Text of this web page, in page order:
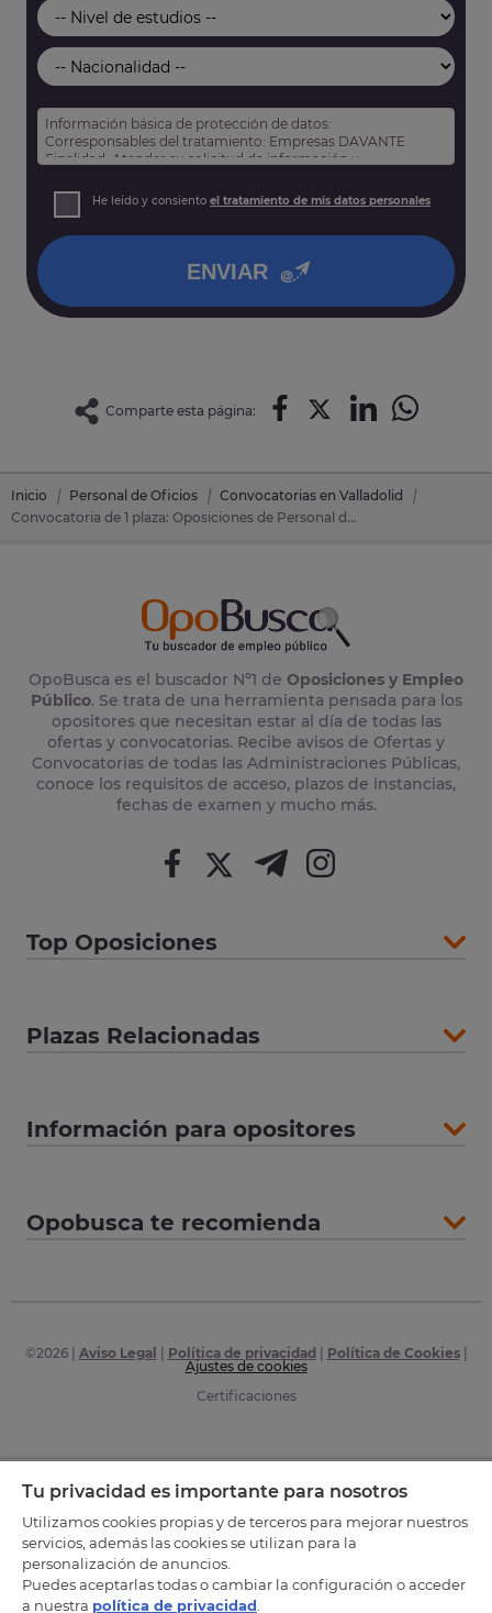
Información básica de protección de datos:
Corresponsables del tratamiento: Empresas DAVANTE
Finalidad: Atender su solicitud de información y
Derechos: Puede acceder, rectificar y suprimir sus datos,
así como otros derechos tal y como se explica en nuestra
He leído y consiento el tratamiento de mis datos personales
ENVIAR
Comparte esta página:
Inicio Personal de Oficios
Convocatorias en Valladolid
Convocatoria de 1 plaza: Oposiciones de Personal de Oficios en Tudela De Duero (Valladolid)
OpoBusca es el buscador Nº1 de Oposiciones y Empleo
Público. Se trata de una herramienta pensada para los
opositores que necesitan estar al día de todas las
ofertas y convocatorias. Recibe avisos de Ofertas y
Convocatorias de todas las Administraciones Públicas,
conoce los requisitos de acceso, plazos de instancias,
fechas de examen y mucho más.
Top Oposiciones
Plazas Relacionadas
Información para opositores
Opobusca te recomienda
©2026| Aviso Legal Política de privacidad Política de Cookies|
Ajustes de cookies
Certificaciones
Tu privacidad es importante para nosotros
Utilizamos cookies propias y de terceros para mejorar nuestros
servicios, además las cookies se utilizan para la
personalización de anuncios.
Puedes aceptarlas todas o cambiar la configuración o acceder
a nuestra política de privacidad